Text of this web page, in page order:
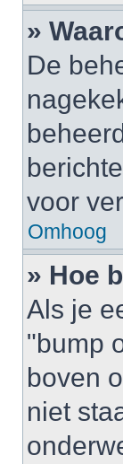
»
De
voor
Omhoog
» Hoe
Als je
"bump
boven
niet